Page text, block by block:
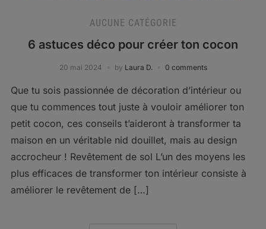
AUCUNE CATÉGORIE
6 astuces déco pour créer ton cocon
20 mai 2024 by Laura D. 0 comments
Que tu sois passionnée de décoration d’intérieur ou
que tu commences tout juste à vouloir améliorer ton
petit cocon, ces conseils t’aideront à transformer ta
maison en un véritable nid douillet, mais au design
accrocheur ! Revêtement de sol L’un des moyens les
plus efficaces de transformer ton intérieur consiste à
améliorer le revêtement de […]